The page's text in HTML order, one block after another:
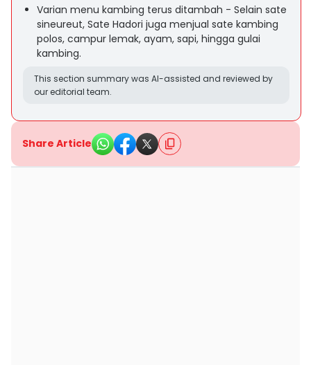
Varian menu kambing terus ditambah - Selain sate
sineureut, Sate Hadori juga menjual sate kambing
polos, campur lemak, ayam, sapi, hingga gulai
kambing.
This section summary was AI-assisted and reviewed by
our editorial team.
Share Article